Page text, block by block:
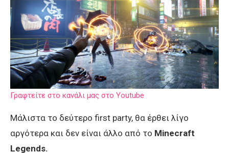
Γραφτείτε στο κανάλι μας στο Youtube
Μάλιστα το δεύτερο first party, θα έρθει λίγο
αργότερα και δεν είναι άλλο από το Minecraft
Legends.